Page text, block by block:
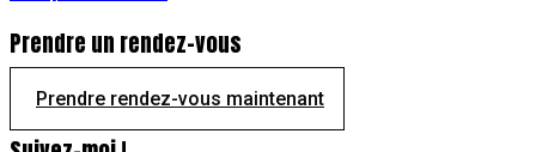
Prendre un rendez-vous
Prendre rendez-vous maintenant